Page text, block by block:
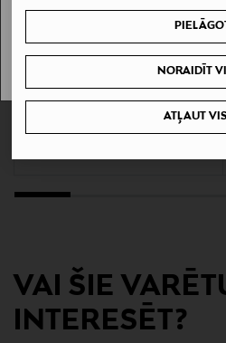
NORAIDĪT
ATĻAUT
Izmērs
Ražotājs
VAI ŠIE
INTERESĒT?
I